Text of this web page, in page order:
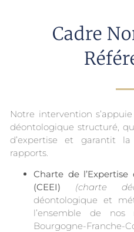
Cadre
Notre intervention
déontologique structuré,
d’expertise et garantit
rapports.
Charte de
(CEEI)
(charte
déontologique et
l’ensemble de nos
Bourgogne-Franche-